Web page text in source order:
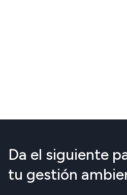
Da el siguiente
tu gestión